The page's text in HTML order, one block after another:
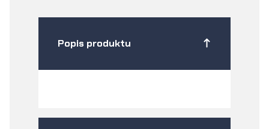
Popis produktu